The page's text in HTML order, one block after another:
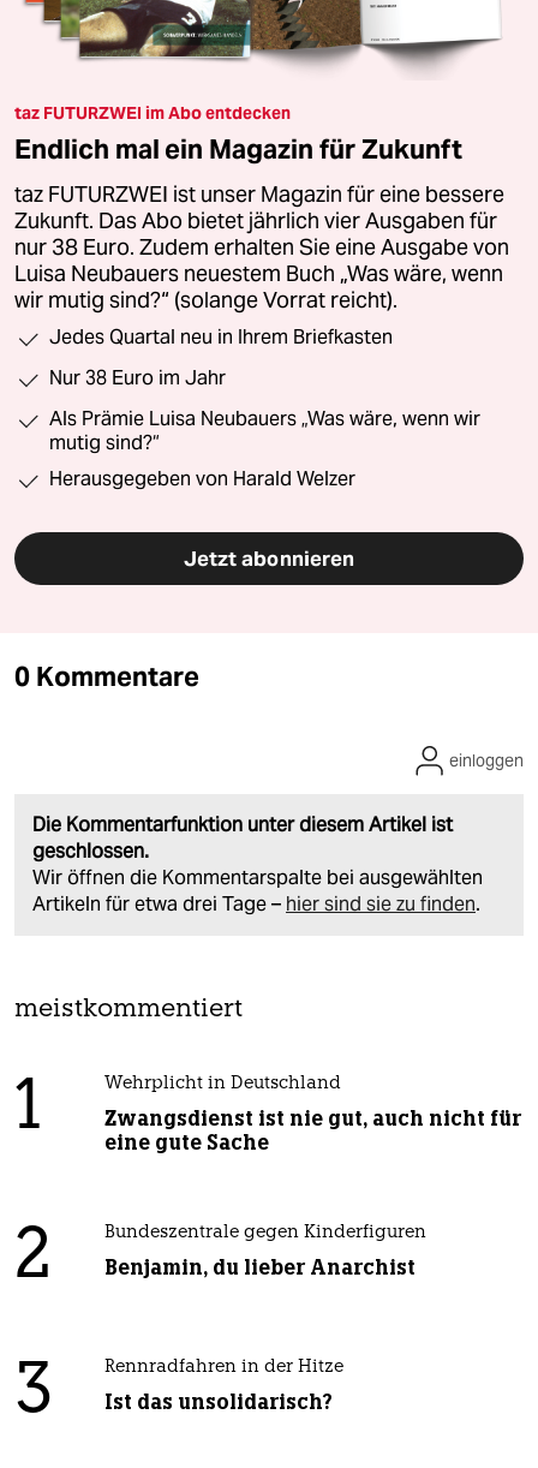
taz FUTURZWEI im Abo entdecken
Endlich mal ein Magazin für Zukunft
taz FUTURZWEI ist unser Magazin für eine bessere
Zukunft. Das Abo bietet jährlich vier Ausgaben für
nur 38 Euro. Zudem erhalten Sie eine Ausgabe von
Luisa Neubauers neuestem Buch „Was wäre, wenn
wir mutig sind?“ (solange Vorrat reicht).
Jedes Quartal neu in Ihrem Briefkasten
Nur 38 Euro im Jahr
Als Prämie Luisa Neubauers „Was wäre, wenn wir
mutig sind?“
Herausgegeben von Harald Welzer
Jetzt abonnieren
0 Kommentare
Die Kommentarfunktion unter diesem Artikel ist
geschlossen.
Wir öffnen die Kommentarspalte bei ausgewählten
Artikeln für etwa drei Tage – hier sind sie zu finden.
einloggen
meistkommentiert
1 Wehrplicht in Deutschland
Zwangsdienst ist nie gut, auch nicht für
eine gute Sache
2 Bundeszentrale gegen Kinderfiguren
Benjamin, du lieber Anarchist
3 Rennradfahren in der Hitze
Ist das unsolidarisch?